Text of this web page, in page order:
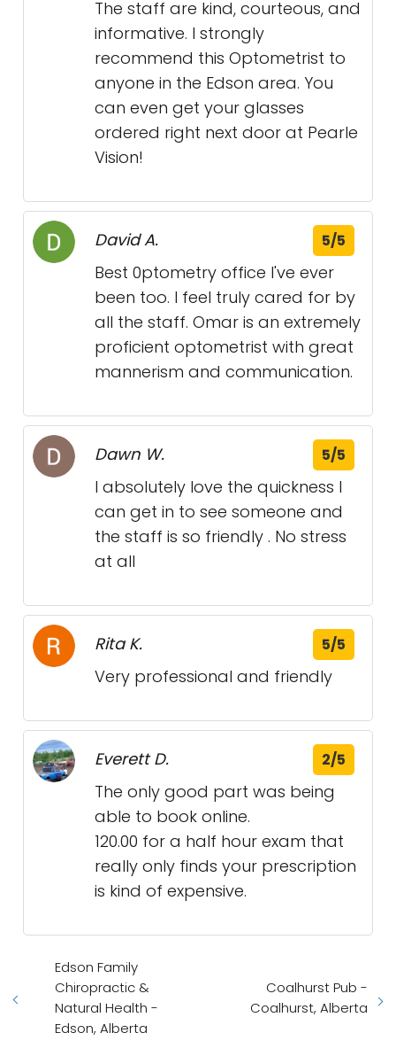
The staff are kind, courteous, and
informative. I strongly
recommend this Optometrist to
anyone in the Edson area. You
can even get your glasses
ordered right next door at Pearle
Vision!
David A. 5/5
Best 0ptometry office I've ever
been too. I feel truly cared for by
all the staff. Omar is an extremely
proficient optometrist with great
mannerism and communication.
Dawn W. 5/5
I absolutely love the quickness I
can get in to see someone and
the staff is so friendly . No stress
at all
Rita K. 5/5
Very professional and friendly
Everett D. 2/5
The only good part was being
able to book online.
120.00 for a half hour exam that
really only finds your prescription
is kind of expensive.
Edson Family
Chiropractic &
Natural Health -
Edson, Alberta
Coalhurst Pub -
Coalhurst, Alberta